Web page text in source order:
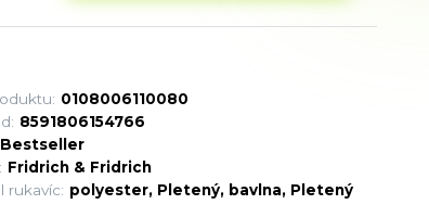
0108006110080
8591806154766
Bestseller
Fridrich & Fridrich
rukavíc: polyester, Pletený, bavlna, Pletený